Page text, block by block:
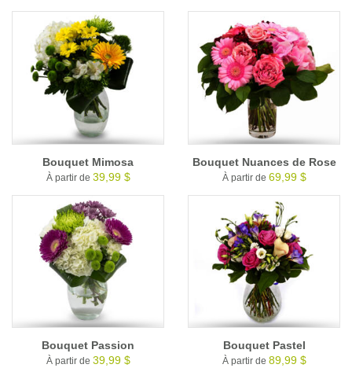
Bouquet Mimosa
À partir de 39,99 $
Bouquet Nuances de Rose
À partir de 69,99 $
Bouquet Passion
À partir de 39,99 $
Bouquet Pastel
À partir de 89,99 $